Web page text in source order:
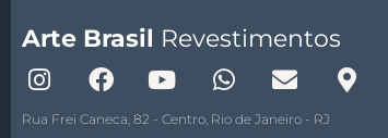
Arte Brasil Revestimentos
Rua Frei Caneca, 82 - Centro, Rio de Janeiro - RJ